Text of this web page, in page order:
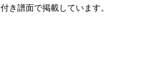
き譜面で掲載しています。